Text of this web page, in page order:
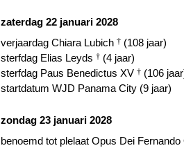
zaterdag 22 januari 2028
verjaardag Chiara Lubich † (108 jaar)
sterfdag Elias Leyds † (4 jaar)
sterfdag Paus Benedictus XV † (106
startdatum WJD Panama City (9 jaar)
zondag 23 januari 2028
benoemd tot plelaat Opus Dei